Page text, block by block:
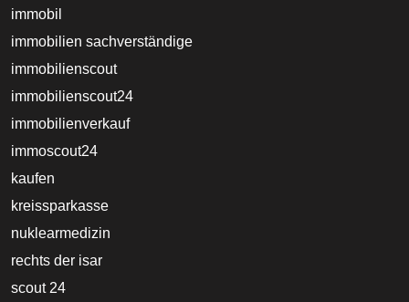
immobil
immobilien sachverständige
immobilienscout
immobilienscout24
immobilienverkauf
immoscout24
kaufen
kreissparkasse
nuklearmedizin
rechts der isar
scout 24